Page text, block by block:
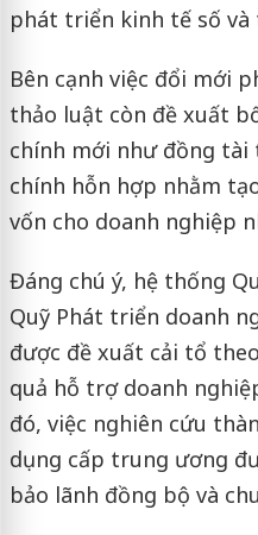
phát triển kinh tế số và
Bên cạnh việc đổi mới
thảo luật còn đề xuất
chính mới như đồng
chính hỗn hợp nhằm
vốn cho doanh nghiệp
Đáng chú ý, hệ thống
Quỹ Phát triển doanh
được đề xuất cải tổ
quả hỗ trợ doanh
đó, việc nghiên cứu
dụng cấp trung ương
bảo lãnh đồng bộ và